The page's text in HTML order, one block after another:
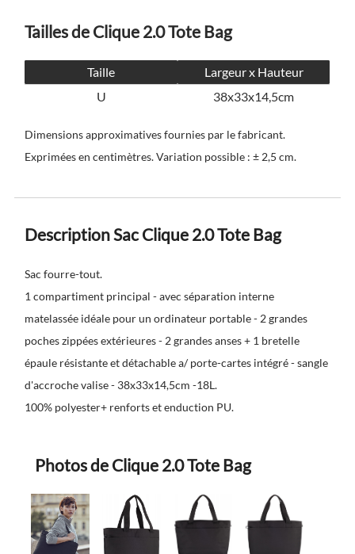
Tailles de Clique 2.0 Tote Bag
Taille
Largeur x Hauteur
U
38x33x14,5cm
Dimensions approximatives fournies par le fabricant.
Exprimées en centimètres. Variation possible : ± 2,5 cm.
Description Sac Clique 2.0 Tote Bag
Sac fourre-tout.
1 compartiment principal - avec séparation interne
matelassée idéale pour un ordinateur portable - 2 grandes
poches zippées extérieures - 2 grandes anses + 1 bretelle
épaule résistante et détachable a/ porte-cartes intégré - sangle
d'accroche valise - 38x33x14,5cm -18L.
100% polyester+ renforts et enduction PU.
Photos de Clique 2.0 Tote Bag